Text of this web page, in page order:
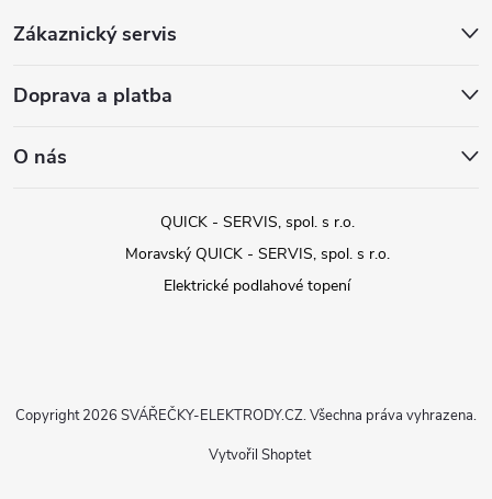
Zákaznický servis
Doprava a platba
O nás
QUICK - SERVIS, spol. s r.o.
Moravský QUICK - SERVIS, spol. s r.o.
Elektrické podlahové topení
Vytvořil Shoptet
Copyright 2026 SVÁŘEČKY-ELEKTRODY.CZ. Všechna práva vyhrazena.